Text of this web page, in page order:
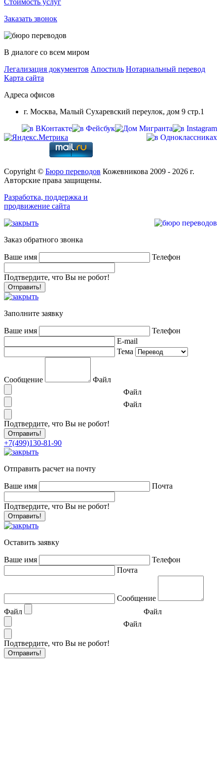
Стоимость услуг
Заказать звонок
В диалоге со всем миром
Легализация документов Апостиль Нотариальный перевод
Карта сайта
Адреса офисов
г. Москва, Малый Сухаревский переулок, дом 9 стр.1
Copyright © Бюро переводов Кожевникова 2009 - 2026 г.
Авторские права защищены.
Разработка, поддержка и
продвижение сайта
Заказ обратного звонка
Ваше имя Телефон
Подтвердите, что Вы не робот!
Заполните заявку
Ваше имя
Телефон
E-mail
Тема
Сообщение
Файл
Файл
Файл
Подтвердите, что Вы не робот!
+7(499)130-81-90
Отправить расчет на почту
Ваше имя Почта
Подтвердите, что Вы не робот!
Оставить заявку
Ваше имя
Телефон
Почта
Сообщение
Файл
Файл
Файл
Подтвердите, что Вы не робот!